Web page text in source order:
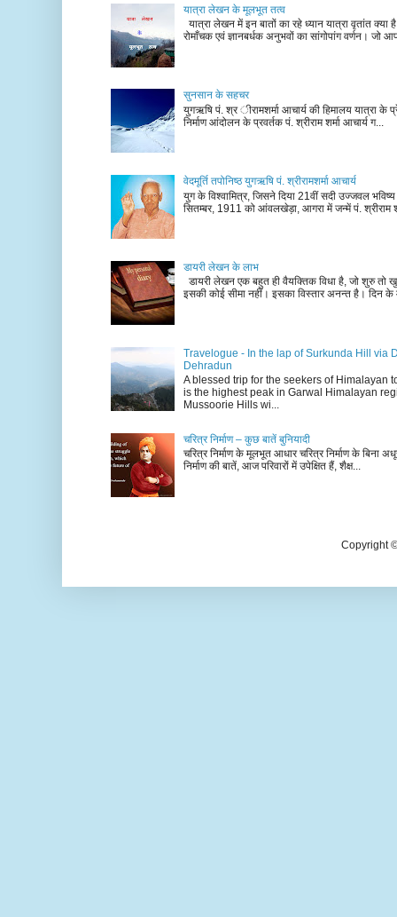
यात्रा लेखन के मूलभूत तत्व
यात्रा लेखन में इन बातों का रहे ध्यान यात्रा वृतांत क्या
रोमाँचक एवं ज्ञानबर्धक अनुभवों का सांगोपांग वर्णन। जो
सुनसान के सहचर
युगऋषि पं. श्र ीरामशर्मा आचार्य की हिमालय यात्रा के
निर्माण आंदोलन के प्रवर्तक पं. श्रीराम शर्मा आचार्य ग...
वेदमूर्ति तपोनिष्ठ युगऋषि पं. श्रीरामशर्मा आचार्य
युग के विश्वामित्र, जिसने दिया 21वीं सदी उज्जवल भविष्य
सितम्बर, 1911 को आंवलखेड़ा, आगरा में जन्में पं. श्रीराम
डायरी लेखन के लाभ
डायरी लेखन एक बहुत ही वैयक्तिक विधा है, जो शुरु तो
इसकी कोई सीमा नहीं। इसका विस्तार अनन्त है। दिन के
Travelogue - In the lap of Surkunda Hill via
Dehradun
A blessed trip for the seekers of Himalayan
is the highest peak in Garwal Himalayan
Mussoorie Hills wi...
चरित्र निर्माण – कुछ बातें बुनियादी
चरित्र निर्माण के मूलभूत आधार चरित्र निर्माण के बिना
निर्माण की बातें, आज परिवारों में उपेक्षित हैं, शैक्ष...
Copyright